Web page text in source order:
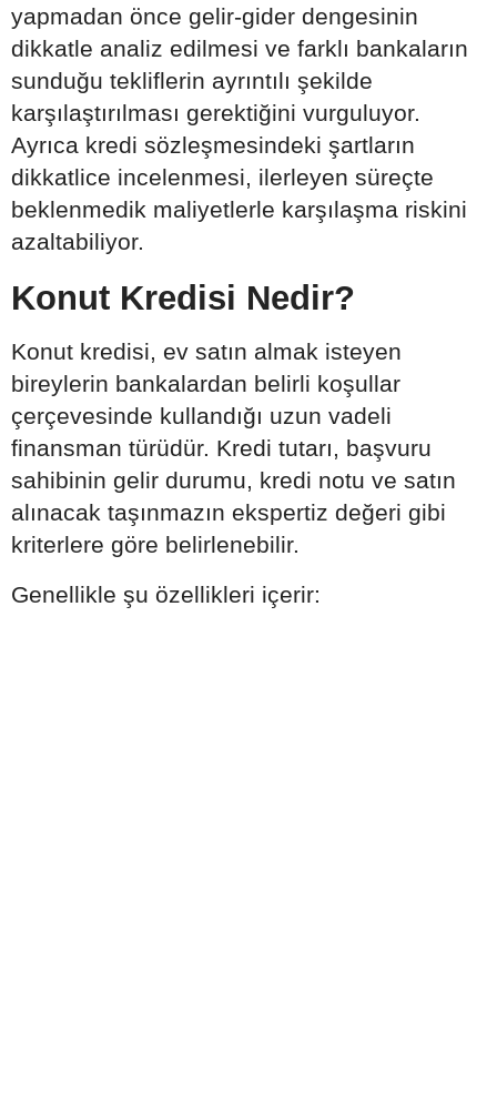
yapmadan önce gelir-gider dengesinin
dikkatle analiz edilmesi ve farklı bankaların
sunduğu tekliflerin ayrıntılı şekilde
karşılaştırılması gerektiğini vurguluyor.
Ayrıca kredi sözleşmesindeki şartların
dikkatlice incelenmesi, ilerleyen süreçte
beklenmedik maliyetlerle karşılaşma riskini
azaltabiliyor.
Konut Kredisi Nedir?
Konut kredisi, ev satın almak isteyen
bireylerin bankalardan belirli koşullar
çerçevesinde kullandığı uzun vadeli
finansman türüdür. Kredi tutarı, başvuru
sahibinin gelir durumu, kredi notu ve satın
alınacak taşınmazın ekspertiz değeri gibi
kriterlere göre belirlenebilir.
Genellikle şu özellikleri içerir: